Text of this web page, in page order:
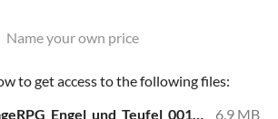
Name your own price
to get access to the following files:
narramur_OnePageRPG_Engel_und_Teufel_001.pdf
6.9 MB